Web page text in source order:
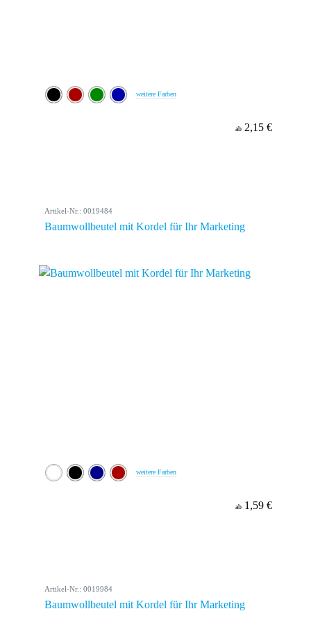
weitere Farben
ab 2,15 €
Artikel-Nr.: 0019484
Baumwollbeutel mit Kordel für Ihr Marketing
weitere Farben
ab 1,59 €
Artikel-Nr.: 0019984
Baumwollbeutel mit Kordel für Ihr Marketing